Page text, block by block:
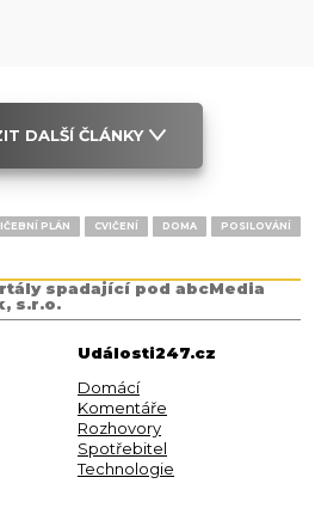
DALŠÍ ČLÁNKY
PLÁN CVIČENÍ DOMA POSILOVÁNÍ
spadající pod abcMedia
s.r.o.
Události247.cz
Domácí
Komentáře
Rozhovory
Spotřebitel
Technologie